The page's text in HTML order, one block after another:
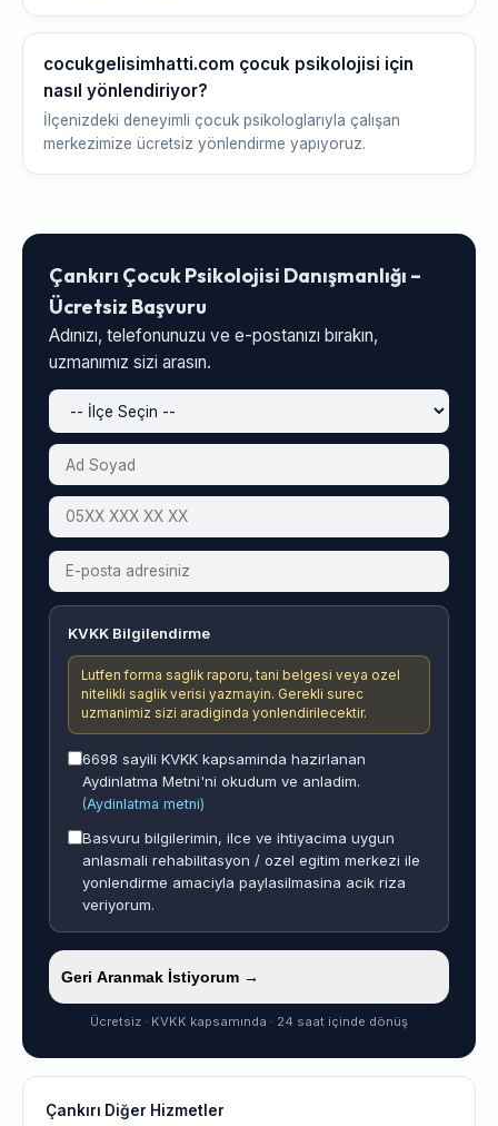
cocukgelisimhatti.com çocuk psikolojisi için
nasıl yönlendiriyor?
İlçenizdeki deneyimli çocuk psikologlarıyla çalışan
merkezimize ücretsiz yönlendirme yapıyoruz.
Çankırı Çocuk Psikolojisi Danışmanlığı –
Ücretsiz Başvuru
Adınızı, telefonunuzu ve e-postanızı bırakın,
uzmanımız sizi arasın.
KVKK Bilgilendirme
Lutfen forma saglik raporu, tani belgesi veya ozel
nitelikli saglik verisi yazmayin. Gerekli surec
uzmanimiz sizi aradiginda yonlendirilecektir.
6698 sayili KVKK kapsaminda hazirlanan
Aydinlatma Metni'ni okudum ve anladim.
(Aydinlatma metni)
Basvuru bilgilerimin, ilce ve ihtiyacima uygun
anlasmali rehabilitasyon / ozel egitim merkezi ile
yonlendirme amaciyla paylasilmasina acik riza
veriyorum.
Geri Aranmak İstiyorum →
Ücretsiz · KVKK kapsamında · 24 saat içinde dönüş
Çankırı Diğer Hizmetler